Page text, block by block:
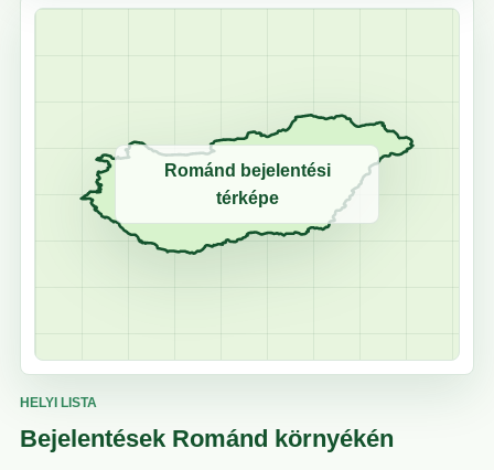
Románd bejelentési
térképe
HELYI LISTA
Bejelentések Románd környékén